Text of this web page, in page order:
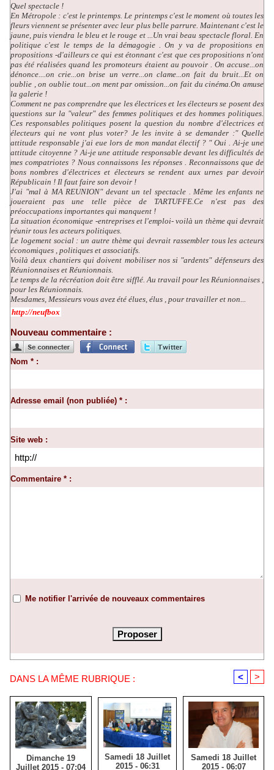
Quel spectacle !
En Métropole : c'est le printemps. Le printemps c'est le moment où toutes les
fleurs viennent se présenter avec leur plus belle parrure. Maintenant c'est le
jaune, puis viendra le bleu et le rouge et ...Un vrai beau spectacle floral. En
politique c'est le temps de la démagogie . On y va de propositions en
propositions -d'ailleurs ce qui est étonnant c'est que ces propositions n'ont
pas été réalisées quand les promoteurs étaient au pouvoir . On accuse...on
dénonce....on crie...on brise un verre...on clame...on fait du bruit...Et on
oublie , on oublie tout...on ment par omission...on fait du cinéma.On amuse
la galerie !
Comment ne pas comprendre que les électrices et les électeurs se posent des
questions sur la "valeur" des femmes politiques et des hommes politiques.
Ces responsables politiques posent la question du nombre d'électrices et
électeurs qui ne vont plus voter? Je les invite à se demander :" Quelle
attitude responsable j'ai eue lors de mon mandat électif ? " Oui . Ai-je une
attitude citoyenne ? Ai-je une attitude responsable devant les difficultés de
mes compatriotes ? Nous connaissons les réponses . Reconnaissons que de
bons nombres d'électrices et électeurs se rendent aux urnes par devoir
Républicain ! Il faut faire son devoir !
J'ai "mal à MA REUNION" devant un tel spectacle . Même les enfants ne
joueraient pas une telle pièce de TARTUFFE.Ce n'est pas des
préoccupations importantes qui manquent !
La situation économique -entreprises et l'emploi- voilà un thème qui devrait
réunir tous les acteurs politiques.
Le logement social : un autre thème qui devrait rassembler tous les acteurs
économiques , politiques et associatifs.
Voilà deux chantiers qui doivent mobiliser nos si "ardents" défenseurs des
Réunionnaises et Réunionnais.
Le temps de la récréation doit être sifflé. Au travail pour les Réunionnaises ,
pour les Réunionnais.
Mesdames, Messieurs vous avez été élues, élus , pour travailler et non...
http://neufbox
Nouveau commentaire :
Nom * :
Adresse email (non publiée) * :
Site web :
Commentaire * :
Me notifier l'arrivée de nouveaux commentaires
DANS LA MÊME RUBRIQUE : < >
Dimanche 19
Juillet 2015 - 07:04
Samedi 18 Juillet
2015 - 06:31
Samedi 18 Juillet
2015 - 06:07